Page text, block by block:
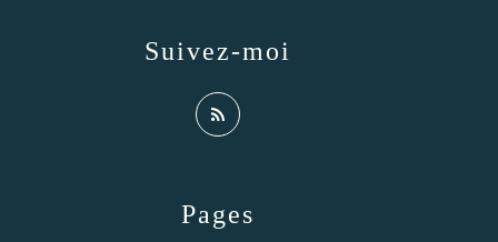
Pages
Suivez-moi